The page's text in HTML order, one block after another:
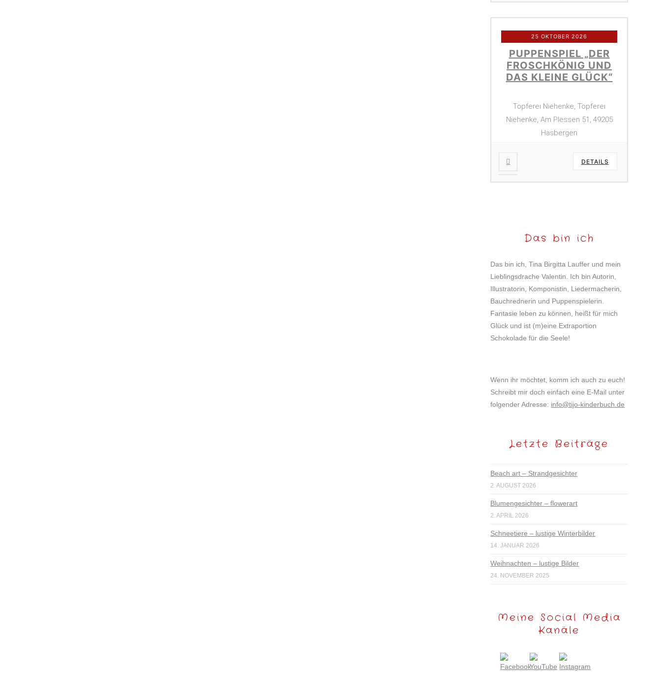
25 OKTOBER 2026
PUPPENSPIEL „DER
FROSCHKÖNIG UND
DAS KLEINE GLÜCK“
Töpferei Niehenke, Töpferei
Niehenke, Am Plessen 51, 49205
Hasbergen
DETAILS
Das bin ich
Das bin ich, Tina Birgitta Lauffer und mein
Lieblingsdrache Valentin. Ich bin Autorin,
Illustratorin, Komponistin, Liedermacherin,
Bauchrednerin und Puppenspielerin.
Fantasie leben zu können, heißt für mich
Glück und ist (m)eine Extraportion
Schokolade für die Seele!
Wenn ihr möchtet, komm ich auch zu euch!
Schreibt mir doch einfach eine E-Mail unter
folgender Adresse: info@tijo-kinderbuch.de
Letzte Beiträge
Beach art – Strandgesichter
2. AUGUST 2026
Blumengesichter – flowerart
2. APRIL 2026
Schneetiere – lustige Winterbilder
14. JANUAR 2026
Weihnachten – lustige Bilder
24. NOVEMBER 2025
Meine Social Media
Kanäle